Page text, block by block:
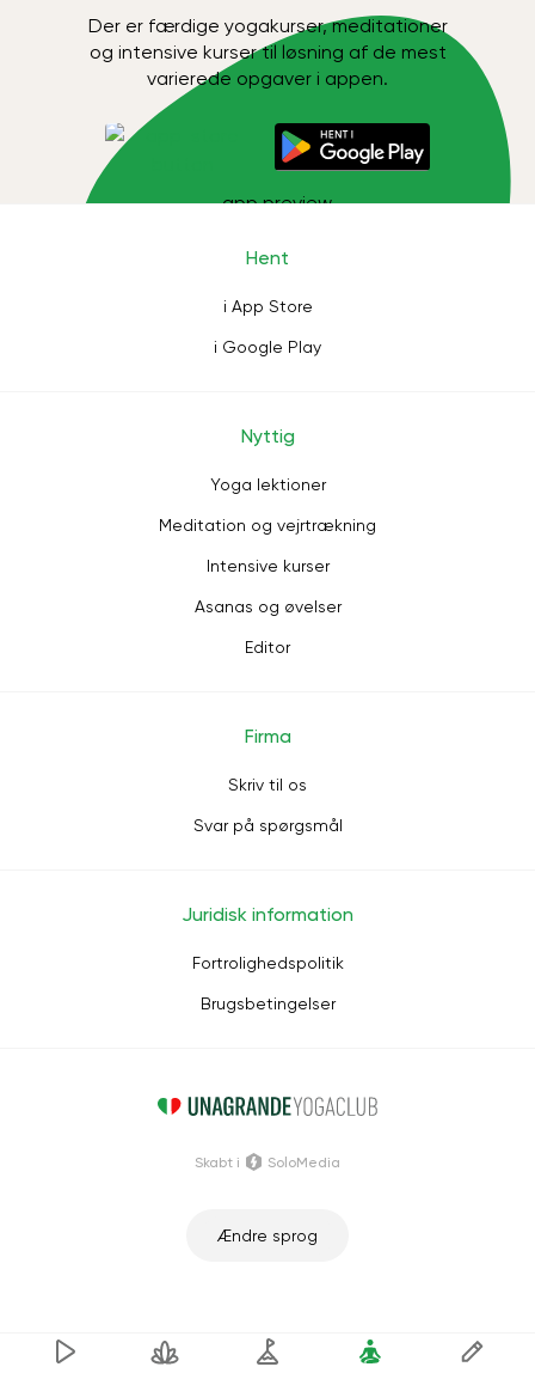
Der er færdige yogakurser, meditationer
og intensive kurser til løsning af de mest
varierede opgaver i appen.
Hent
i App Store
i Google Play
Nyttig
Yoga lektioner
Meditation og vejrtrækning
Intensive kurser
Asanas og øvelser
Editor
Firma
Skriv til os
Svar på spørgsmål
Juridisk information
Fortrolighedspolitik
Brugsbetingelser
Ændre sprog
Skabt i SoloMedia